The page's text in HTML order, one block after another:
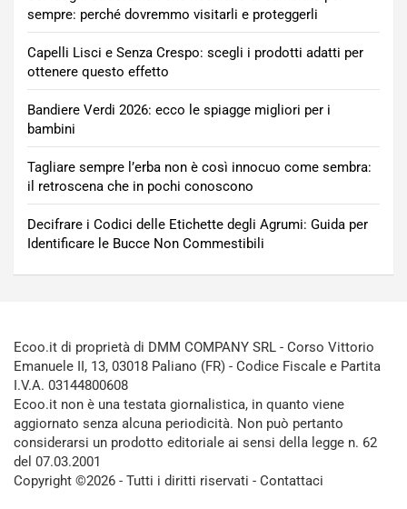
sempre: perché dovremmo visitarli e proteggerli
Capelli Lisci e Senza Crespo: scegli i prodotti adatti per
ottenere questo effetto
Bandiere Verdi 2026: ecco le spiagge migliori per i
bambini
Tagliare sempre l’erba non è così innocuo come sembra:
il retroscena che in pochi conoscono
Decifrare i Codici delle Etichette degli Agrumi: Guida per
Identificare le Bucce Non Commestibili
Ecoo.it di proprietà di DMM COMPANY SRL - Corso Vittorio
Emanuele II, 13, 03018 Paliano (FR) - Codice Fiscale e Partita
I.V.A. 03144800608
Ecoo.it non è una testata giornalistica, in quanto viene
aggiornato senza alcuna periodicità. Non può pertanto
considerarsi un prodotto editoriale ai sensi della legge n. 62
del 07.03.2001
Copyright ©2026 - Tutti i diritti riservati - Contattaci